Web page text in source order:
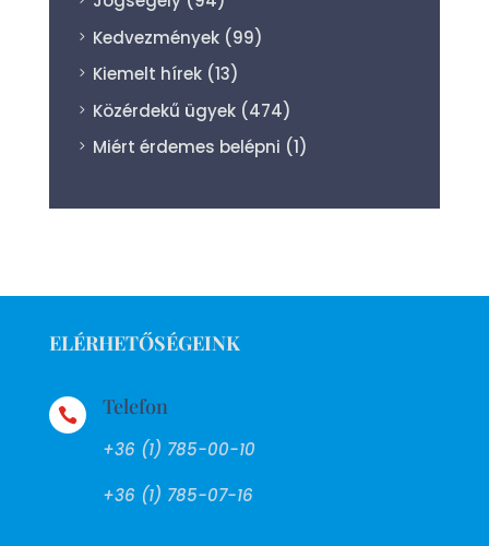
Kedvezmények (99)
Kiemelt hírek (13)
Közérdekű ügyek (474)
Miért érdemes belépni (1)
ELÉRHETŐSÉGEINK
 Telefon
+36 (1) 785-00-10
+36 (1) 785-07-16